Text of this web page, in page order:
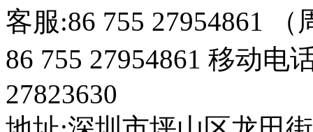
客服:86 755 27954861
86 755 27954861 移动电
27823630